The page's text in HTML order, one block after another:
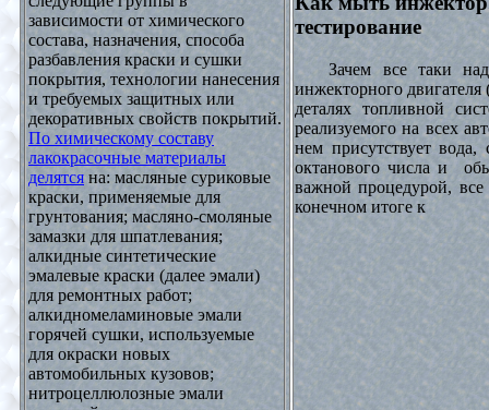
зависимости от химического
состава, назначения, способа
разбавления краски и сушки
покрытия, технологии нанесения
и требуемых защитных или
декоративных свойств покрытий.
По химическому составу
лакокрасочные материалы
делятся на: масляные суриковые
краски, применяемые для
грунтования; масляно-смоляные
замазки для шпатлевания;
алкидные синтетические
эмалевые краски (далее эмали)
для ремонтных работ;
алкидномеламиновые эмали
горячей сушки, используемые
для окраски новых
автомобильных кузовов;
нитроцеллюлозные эмали
тестирование
Зачем все таки
инжекторного
деталях топливной
реализуемого на всех
нем присутствует
октанового числа и
важной процедурой, все
конечном итоге к